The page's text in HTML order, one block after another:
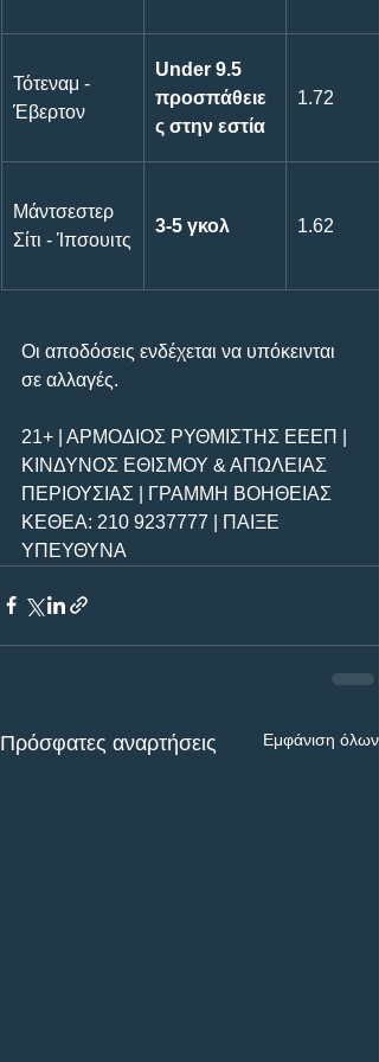
Τότεναμ -
Έβερτον
Under 9.5
προσπάθειε
ς στην εστία
1.72
Μάντσεστερ
Σίτι - Ίπσουιτς
3-5 γκολ 1.62
Οι αποδόσεις ενδέχεται να υπόκεινται
σε αλλαγές.
21+ | ΑΡΜΟΔΙΟΣ ΡΥΘΜΙΣΤΗΣ ΕΕΕΠ |
ΚΙΝΔΥΝΟΣ ΕΘΙΣΜΟΥ & ΑΠΩΛΕΙΑΣ
ΠΕΡΙΟΥΣΙΑΣ | ΓΡΑΜΜΗ ΒΟΗΘΕΙΑΣ
ΚΕΘΕΑ: 210 9237777 | ΠΑΙΞΕ
ΥΠΕΥΘΥΝΑ
Πρόσφατες αναρτήσεις Εμφάνιση όλων